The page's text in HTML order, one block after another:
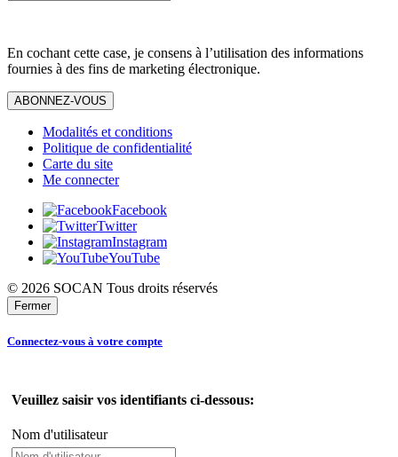
En cochant cette case, je consens à l’utilisation des informations
fournies à des fins de marketing électronique.
ABONNEZ-VOUS
Modalités et conditions
Politique de confidentialité
Carte du site
Me connecter
Facebook
Twitter
Instagram
YouTube
© 2026 SOCAN Tous droits réservés
Fermer
Connectez-vous à votre compte
Veuillez saisir vos identifiants ci-dessous:
Nom d'utilisateur